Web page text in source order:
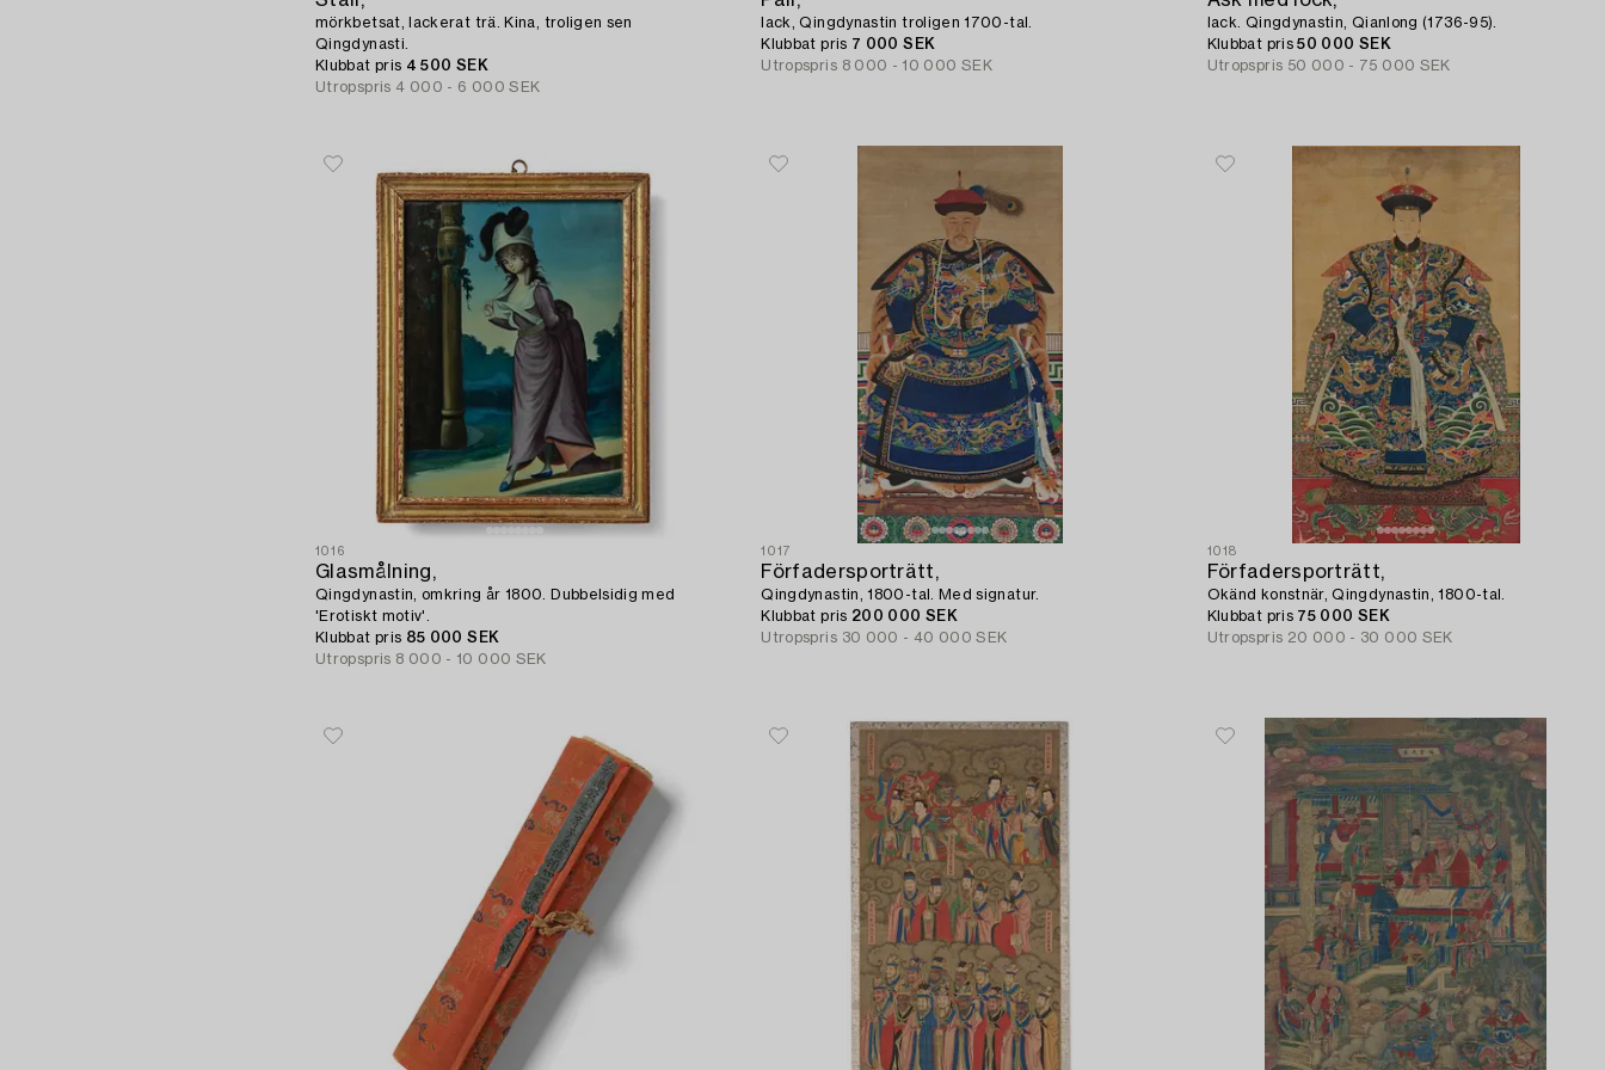
mörkbetsat, lackerat trä. Kina, troligen sen
Qingdynasti.
Klubbat pris 4 500 SEK
Utropspris 4 000 - 6 000 SEK
lack, Qingdynastin troligen 1700-tal.
Klubbat pris 7 000 SEK
Utropspris 8 000 - 10 000 SEK
lack. Qingdynastin, Qianlong (1736-95).
Klubbat pris50 000 SEK
Utropspris 50 000 - 75 000 SEK
1016
Glasmålning,
Qingdynastin, omkring år 1800. Dubbelsidig med
'Erotiskt motiv'.
Klubbat pris 85 000 SEK
Utropspris 8 000 - 10 000 SEK
1017
Förfadersporträtt,
Qingdynastin, 1800-tal. Med signatur.
Klubbat pris 200 000 SEK
Utropspris 30 000 - 40 000 SEK
1018
Förfadersporträtt,
Okänd konstnär, Qingdynastin, 1800-tal.
Klubbat pris 75 000 SEK
Utropspris 20 000 - 30 000 SEK